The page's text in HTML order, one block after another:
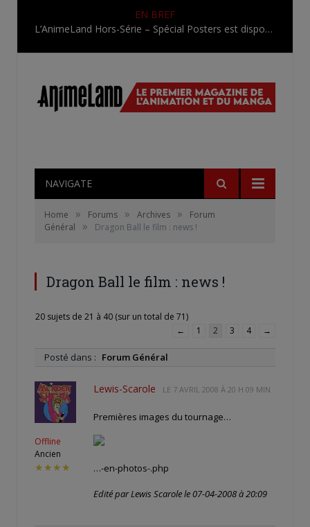
EN BREF
L’AnimeLand Hors-Série – Spécial Posters est disponible !
NAVIGATE
Home » Forums » Archives »
Forum
Général
» Dragon Ball le film : news !
Dragon Ball le film : news !
20 sujets de 21 à 40 (sur un total de 71)
←
1 2 3 4 →
Posté dans : Forum Général
Offline
Ancien
★★★★
Lewis-Scarole LE 7 AVRIL 2008 À 20 H 09 MIN
Premières images du tournage…
…-en-photos-.php
Edité par Lewis Scarole le 07-04-2008 à 20:09